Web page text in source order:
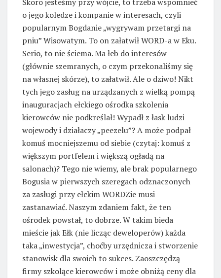
o jego koledze i kompanie w interesach, czyli
popularnym Bogdanie „wygrywam przetargi na
pniu” Wisowatym. To on załatwił WORD-a w Eku.
Serio, to nie ściema. Ma łeb do interesów
(głównie szemranych, o czym przekonaliśmy się
na własnej skórze), to załatwił. Ale o dziwo! Nikt
tych jego zasług na urządzanych z wielką pompą
inauguracjach ełckiego ośrodka szkolenia
kierowców nie podkreślał! Wypadł z łask ludzi
wojewody i działaczy „peezelu”? A może podpał
komuś mocniejszemu od siebie (czytaj: komuś z
większym portfelem i większą ogładą na
salonach)? Tego nie wiemy, ale brak popularnego
Bogusia w pierwszych szeregach odznaczonych
za zasługi przy ełckim WORDZie musi
zastanawiać. Naszym zdaniem fakt, że ten
ośrodek powstał, to dobrze. W takim bieda
mieście jak Ełk (nie licząc deweloperów) każda
taka „inwestycja”, choćby urzędnicza i stworzenie
stanowisk dla swoich to sukces. Zaoszczędzą
firmy szkolące kierowców i może obniżą ceny dla